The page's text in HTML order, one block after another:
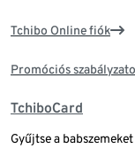
Tchibo Online fiók
Promóciós
TchiboCard
Gyűjtse a